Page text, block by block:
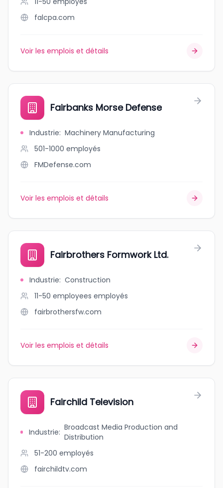
falcpa.com
Voir les emplois et détails
Fairbanks Morse Defense
Industrie: Machinery Manufacturing
501-1000 employés
FMDefense.com
Voir les emplois et détails
Fairbrothers Formwork Ltd.
Industrie: Construction
11-50 employees employés
fairbrothersfw.com
Voir les emplois et détails
Fairchild Television
Industrie: Broadcast Media Production and
Distribution
51-200 employés
fairchildtv.com